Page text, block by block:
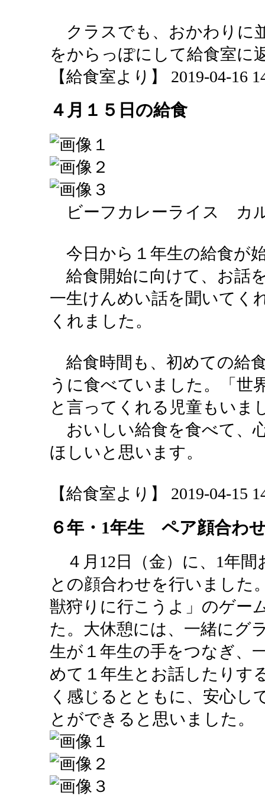
クラスでも、おかわりに
をからっぽにして給食室に
【給食室より】 2019-04-16
４月１５日の給食
ビーフカレーライス カ
今日から１年生の給食が
給食開始に向けて、お話
一生けんめい話を聞いてく
くれました。
給食時間も、初めての給
うに食べていました。「世
と言ってくれる児童もいま
おいしい給食を食べて、
ほしいと思います。
【給食室より】 2019-04-15
６年・1年生 ペア顔合わ
４月12日（金）に、1年間
との顔合わせを行いました
獣狩りに行こうよ」のゲー
た。大休憩には、一緒にグ
生が１年生の手をつなぎ、
めて１年生とお話したりす
く感じるとともに、安心し
とができると思いました。